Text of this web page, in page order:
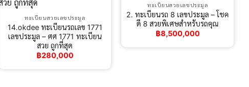
ทะเบียนสวยเลขประมูล
14.okdee ทะเบียนรถเลข 1771
เลขประมูล – ศศ 1771 ทะเบียน
สวย ถูกที่สุด
฿280,000
ทะเบียนสวยเลขประมูล
2. ทะเบียนรถ 8 เลขประมูล – โชค
ดี 8​ สวยพิเศษสำหรับรถคุณ
฿8,500,000